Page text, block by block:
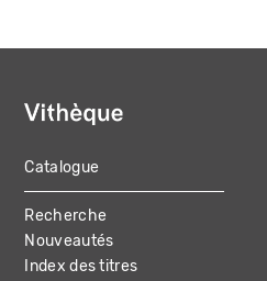
MAIN
NAVIGATION
Catalogue
Recherche
Nouveautés
Index des titres